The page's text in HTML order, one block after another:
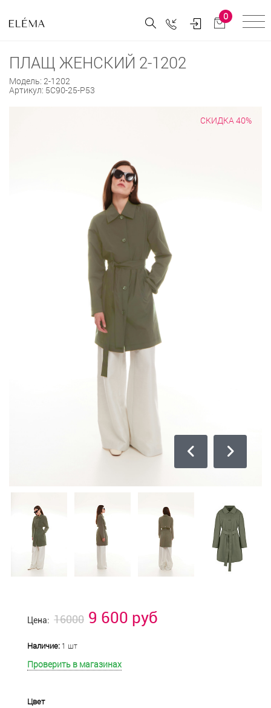
0
ПЛАЩ ЖЕНСКИЙ 2-1202
Модель: 2-1202
Артикул: 5С90-25-Р53
СКИДКА 40%
Цена: 16000 9 600 руб
Наличие: 1 шт
Проверить в магазинах
Цвет